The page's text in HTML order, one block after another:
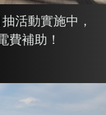
活動實施中，
費補助！